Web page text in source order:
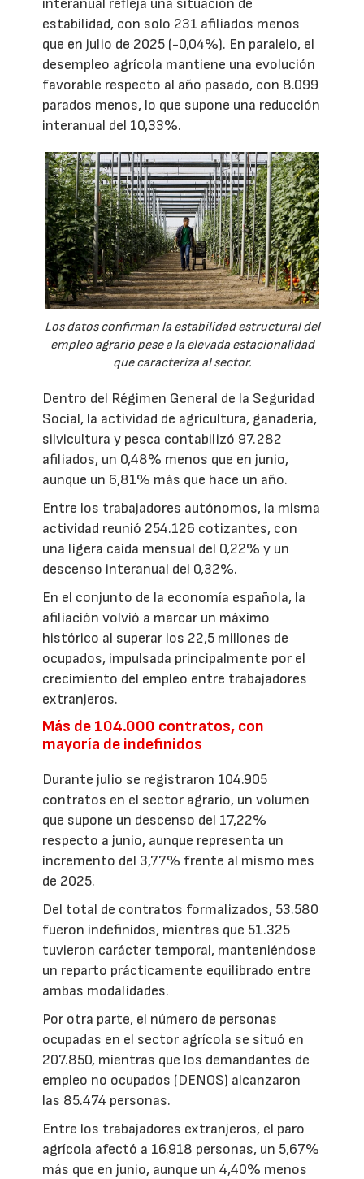
interanual refleja una situación de
estabilidad, con solo 231 afiliados menos
que en julio de 2025 (-0,04%). En paralelo, el
desempleo agrícola mantiene una evolución
favorable respecto al año pasado, con 8.099
parados menos, lo que supone una reducción
interanual del 10,33%.
Los datos confirman la estabilidad estructural del
empleo agrario pese a la elevada estacionalidad
que caracteriza al sector.
Dentro del Régimen General de la Seguridad
Social, la actividad de agricultura, ganadería,
silvicultura y pesca contabilizó 97.282
afiliados, un 0,48% menos que en junio,
aunque un 6,81% más que hace un año.
Entre los trabajadores autónomos, la misma
actividad reunió 254.126 cotizantes, con
una ligera caída mensual del 0,22% y un
descenso interanual del 0,32%.
En el conjunto de la economía española, la
afiliación volvió a marcar un máximo
histórico al superar los 22,5 millones de
ocupados, impulsada principalmente por el
crecimiento del empleo entre trabajadores
extranjeros.
Más de 104.000 contratos, con
mayoría de indefinidos
Durante julio se registraron 104.905
contratos en el sector agrario, un volumen
que supone un descenso del 17,22%
respecto a junio, aunque representa un
incremento del 3,77% frente al mismo mes
de 2025.
Del total de contratos formalizados, 53.580
fueron indefinidos, mientras que 51.325
tuvieron carácter temporal, manteniéndose
un reparto prácticamente equilibrado entre
ambas modalidades.
Por otra parte, el número de personas
ocupadas en el sector agrícola se situó en
207.850, mientras que los demandantes de
empleo no ocupados (DENOS) alcanzaron
las 85.474 personas.
Entre los trabajadores extranjeros, el paro
agrícola afectó a 16.918 personas, un 5,67%
más que en junio, aunque un 4,40% menos